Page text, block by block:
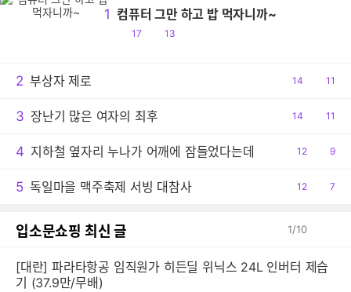
1 컴퓨터 그만 하고 밥 먹자니까~
공
17
댓
13
2 부상자 제로
공
14
댓
11
3 장난기 많은 여자의 최후
공
14
댓
11
4 지하철 옆자리 누나가 어깨에 잠들었다는데
공
12
댓
9
5 독일마을 맥주축제 서빙 대참사
공
12
댓
7
입소문쇼핑 최신 글 1/10
[대란] 파라타항공 임직원가 히든딜 위닉스 24L 인버터 제습
기 (37.9만/무배)